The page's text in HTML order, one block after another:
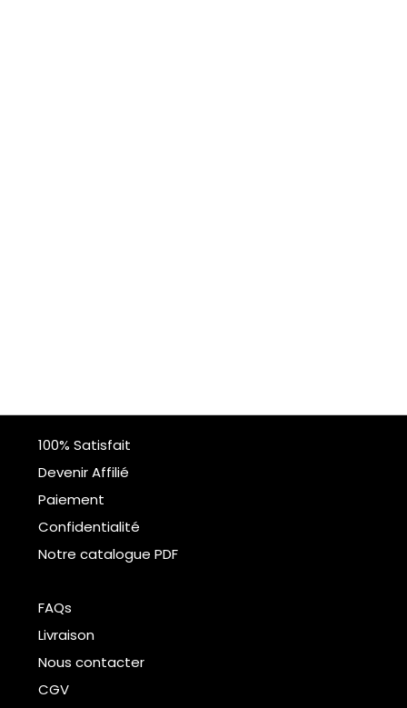
100% Satisfait
Devenir Affilié
Paiement
Confidentialité
Notre catalogue PDF
FAQs
Livraison
Nous contacter
CGV